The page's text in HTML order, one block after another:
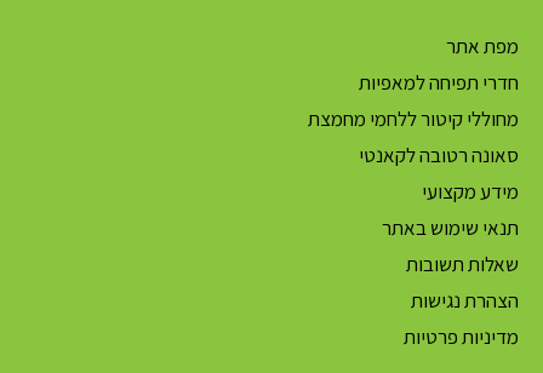
מפת אתר
חדרי תפיחה למאפיות
מחוללי קיטור ללחמי מחמצת
סאונה רטובה לקאנטי
מידע מקצועי
תנאי שימוש באתר
שאלות תשובות
הצהרת נגישות
מדיניות פרטיות